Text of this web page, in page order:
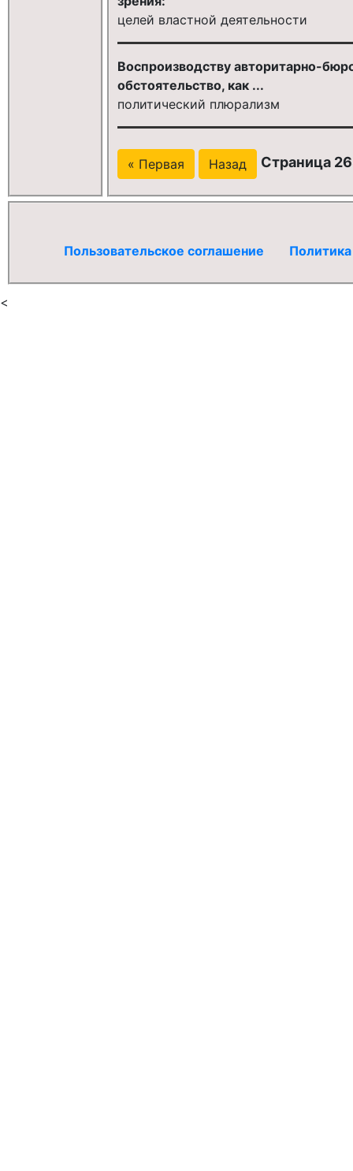
целей властной деятельности
Воспроизводству авторитарно-
обстоятельство, как ...
политический плюрализм
« Первая Назад Страница
Пользовательское соглашение
<